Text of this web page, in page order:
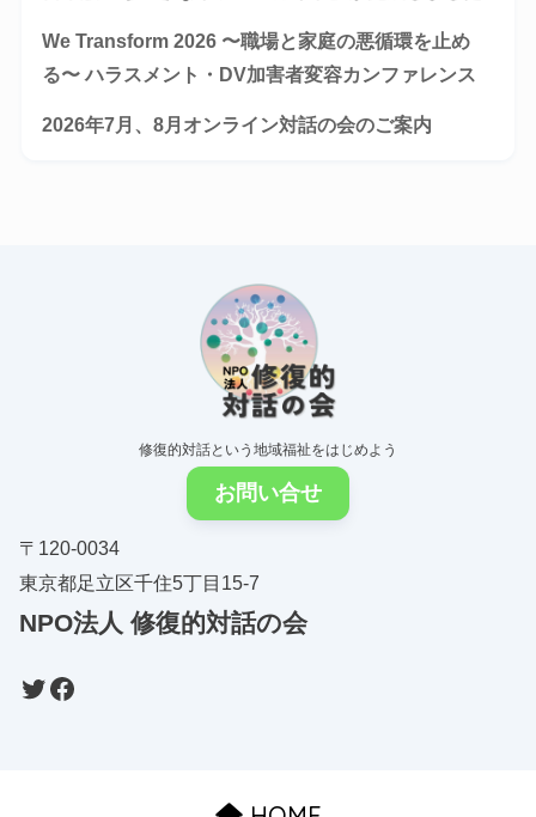
We Transform 2026 〜職場と家庭の悪循環を止め
る〜 ハラスメント・DV加害者変容カンファレンス
2026年7月、8月オンライン対話の会のご案内
修復的対話という地域福祉をはじめよう
お問い合せ
〒120-0034
東京都足立区千住5丁目15-7
NPO法人 修復的対話の会